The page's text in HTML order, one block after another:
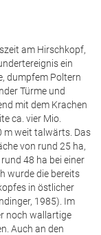
am Hirschkopf,
ein
dumpfem Poltern
Türme und
mit dem Krachen
ca. vier Mio.
m weit talwärts. Das
von rund 25 ha,
48 ha bei einer
wurde die bereits
in östlicher
1985). Im
noch wallartige
Auch an den